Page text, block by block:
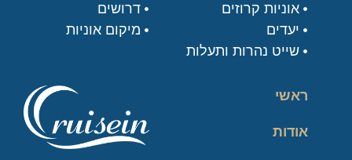
ראשי
אודות
דרושים
מיקום אוניות
אוניות קרוזים
יעדים
שייט נהרות ותעלות